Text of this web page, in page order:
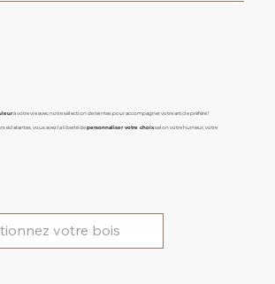
à votre vie avec notre sélection de teintes pour accompagner votre article préféré !
éclatantes, vous avez la liberté depersonnaliser votre choixselon votre humeur, votre